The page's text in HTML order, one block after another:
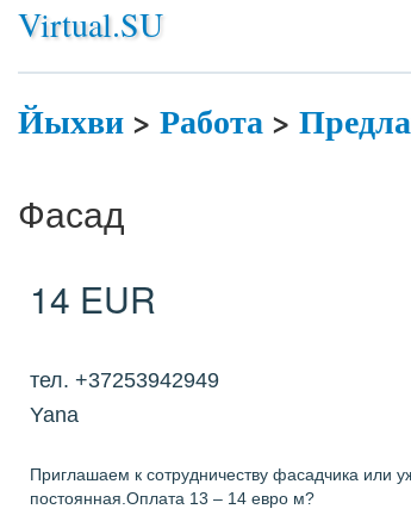
Virtual.SU
Йыхви> Работа>
Фасад
14 EUR
тел. +37253942949
Yana
Приглашаем к сотрудничеству фасадчика или
постоянная.Оплата 13 – 14 евро м?